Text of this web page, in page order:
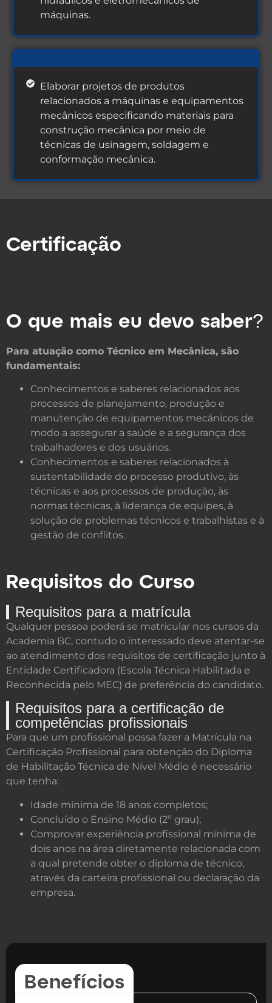
máquinas.
Elaborar projetos de produtos
relacionados a máquinas e equipamentos
mecânicos especificando materiais para
construção mecânica por meio de
técnicas de usinagem, soldagem e
conformação mecânica.
Certificação
O que mais eu devo saber?
Para atuação como Técnico em Mecânica, são
fundamentais:
Conhecimentos e saberes relacionados aos
processos de planejamento, produção e
manutenção de equipamentos mecânicos de
modo a assegurar a saúde e a segurança dos
trabalhadores e dos usuários.
Conhecimentos e saberes relacionados à
sustentabilidade do processo produtivo, às
técnicas e aos processos de produção, às
normas técnicas, à liderança de equipes, à
solução de problemas técnicos e trabalhistas e à
gestão de conflitos.
Requisitos do Curso
Requisitos para a matrícula
Qualquer pessoa poderá se matricular nos cursos da
Academia BC, contudo o interessado deve atentar-se
ao atendimento dos requisitos de certificação junto à
Entidade Certificadora (Escola Técnica Habilitada e
Reconhecida pelo MEC) de preferência do candidato.
Requisitos para a certificação de
competências profissionais
Para que um profissional possa fazer a Matrícula na
Certificação Profissional para obtenção do Diploma
de Habilitação Técnica de Nível Médio é necessário
que tenha:
Idade mínima de 18 anos completos;
Concluído o Ensino Médio (2º grau);
Comprovar experiência profissional mínima de
dois anos na área diretamente relacionada com
a qual pretende obter o diploma de técnico,
através da carteira profissional ou declaração da
empresa.
Benefícios